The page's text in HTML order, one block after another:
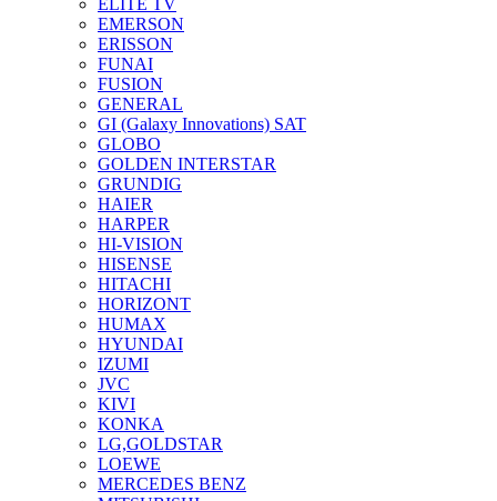
ELITE TV
EMERSON
ERISSON
FUNAI
FUSION
GENERAL
GI (Galaxy Innovations) SAT
GLOBO
GOLDEN INTERSTAR
GRUNDIG
HAIER
HARPER
HI-VISION
HISENSE
HITACHI
HORIZONT
HUMAX
HYUNDAI
IZUMI
JVC
KIVI
KONKA
LG,GOLDSTAR
LOEWE
MERCEDES BENZ